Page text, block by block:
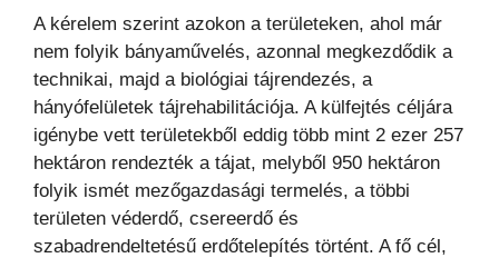
A kérelem szerint azokon a területeken, ahol már
nem folyik bányaművelés, azonnal megkezdődik a
technikai, majd a biológiai tájrendezés, a
hányófelületek tájrehabilitációja. A külfejtés céljára
igénybe vett területekből eddig több mint 2 ezer 257
hektáron rendezték a tájat, melyből 950 hektáron
folyik ismét mezőgazdasági termelés, a többi
területen véderdő, csereerdő és
szabadrendeltetésű erdőtelepítés történt. A fő cél,